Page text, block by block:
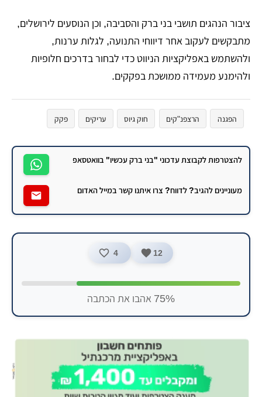
​ציבור הנהגים תושבי בני ברק והסביבה, וכן הנוסעים לירושלים,
מתבקשים לעקוב אחר דיווחי התנועה, לגלות ערנות,
ולהשתמש באפליקציות הניווט כדי לבחור בדרכים חלופיות
ולהימנע מעמידה ממושכת בפקקים.
הפגנה הרצפנ"קים חוק גיוס עריקים פקק
להצטרפות לקבוצת עדכוני "בני ברק עכשיו" בוואטסאפ
מעוניינים להגיב? לדווח? צרו איתנו קשר במייל האדום
12
4
75% אהבו את הכתבה